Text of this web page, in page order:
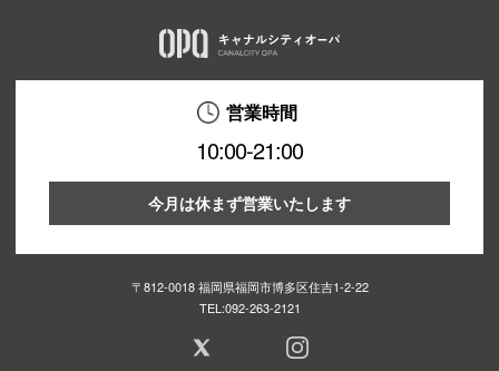
営業時間
10:00-21:00
今月は休まず営業いたします
〒812-0018 福岡県福岡市博多区住吉1-2-22
TEL:092-263-2121